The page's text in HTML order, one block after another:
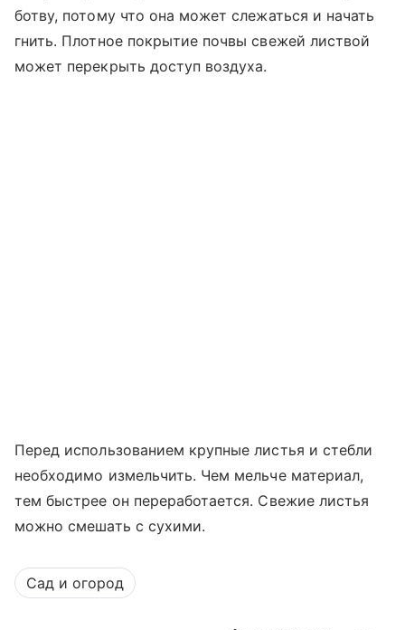
ботву, потому что она может слежаться и начать
гнить. Плотное покрытие почвы свежей листвой
может перекрыть доступ воздуха.
Перед использованием крупные листья и стебли
необходимо измельчить. Чем мельче материал,
тем быстрее он переработается. Свежие листья
можно смешать с сухими.
Сад и огород